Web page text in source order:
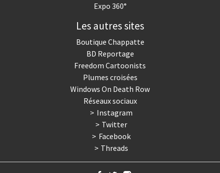
Expo 360°
Les autres sites
Boutique Chappatte
BD Reportage
Freedom Cartoonists
Plumes croisées
Windows On Death Row
Réseaux sociaux
Instagram
Twitter
Facebook
Threads